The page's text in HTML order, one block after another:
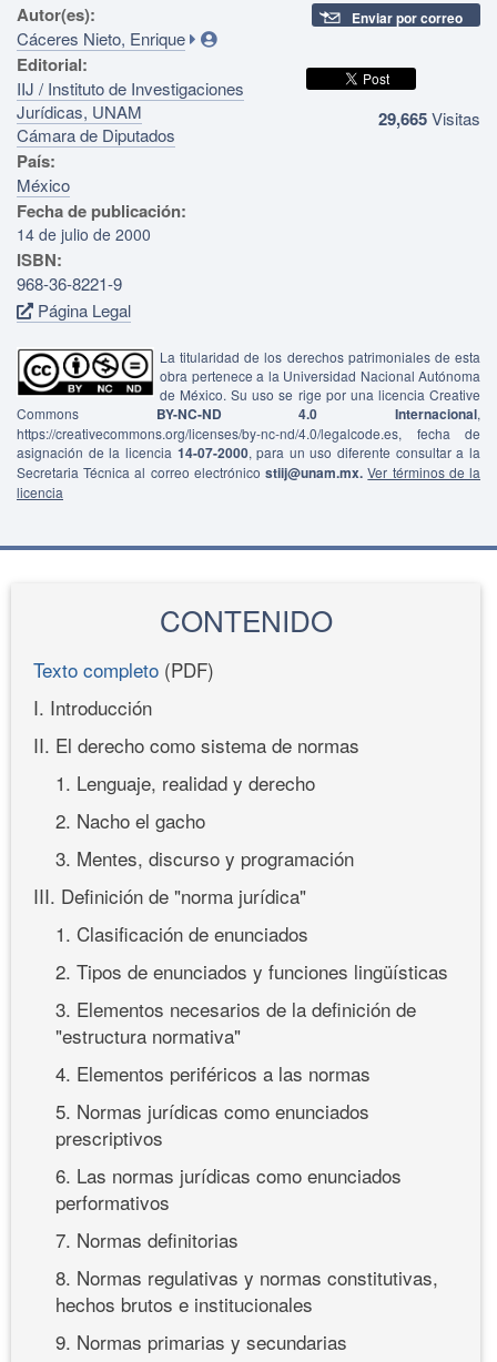
Autor(es):
Cáceres Nieto, Enrique
Editorial:
IIJ / Instituto de Investigaciones
Jurídicas, UNAM
Cámara de Diputados
País:
México
Fecha de publicación:
14 de julio de 2000
ISBN:
968-36-8221-9
Página Legal
Enviar por correo
29,665Visitas
La titularidad de los derechos patrimoniales de esta
obra pertenece a la Universidad Nacional Autónoma
de México. Su uso se rige por una licencia Creative
Commons BY-NC-ND 4.0 Internacional,
https://creativecommons.org/licenses/by-nc-nd/4.0/legalcode.es, fecha de
asignación de la licencia 14-07-2000, para un uso diferente consultar a la
Secretaria Técnica al correo electrónicostiij@unam.mx. Ver términos de la
licencia
CONTENIDO
Texto completo (PDF)
I. Introducción
II. El derecho como sistema de normas
1. Lenguaje, realidad y derecho
2. Nacho el gacho
3. Mentes, discurso y programación
III. Definición de "norma jurídica"
1. Clasificación de enunciados
2. Tipos de enunciados y funciones lingüísticas
3. Elementos necesarios de la definición de
"estructura normativa"
4. Elementos periféricos a las normas
5. Normas jurídicas como enunciados
prescriptivos
6. Las normas jurídicas como enunciados
performativos
7. Normas definitorias
8. Normas regulativas y normas constitutivas,
hechos brutos e institucionales
9. Normas primarias y secundarias